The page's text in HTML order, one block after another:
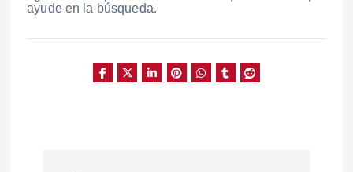
ayude en la búsqueda.